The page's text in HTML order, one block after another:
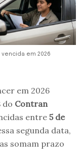
em 2026
em 2026
do Contran
entre 5 de
segunda data,
somam prazo